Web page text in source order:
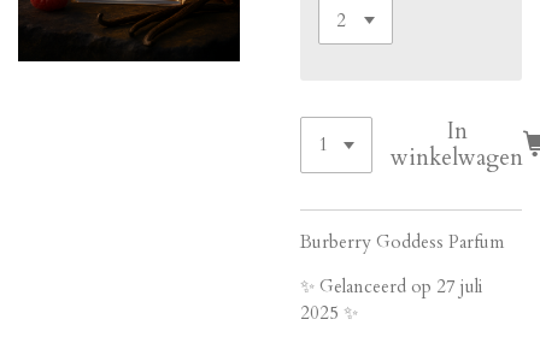
In
winkelwagen
Burberry Goddess Parfum
✨ Gelanceerd op 27 juli
2025 ✨